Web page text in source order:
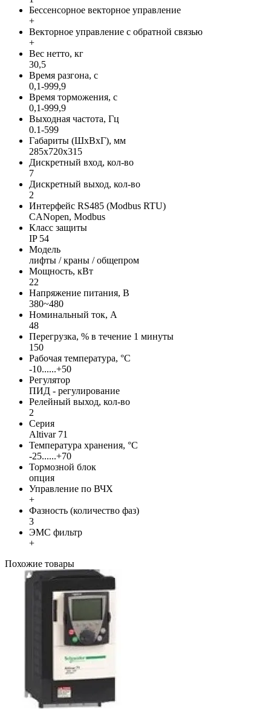
Бессенсорное векторное управление
+
Векторное управление с обратной связью
+
Вес нетто, кг
30,5
Время разгона, с
0,1-999,9
Время торможения, с
0,1-999,9
Выходная частота, Гц
0.1-599
Габариты (ШхВхГ), мм
285х720х315
Дискретный вход, кол-во
7
Дискретный выход, кол-во
2
Интерфейс RS485 (Modbus RTU)
CANopen, Modbus
Класс защиты
IP 54
Модель
лифты / краны / общепром
Мощность, кВт
22
Напряжение питания, В
380~480
Номинальный ток, А
48
Перегрузка, % в течение 1 минуты
150
Рабочая температура, °С
-10......+50
Регулятор
ПИД - регулирование
Релейный выход, кол-во
2
Серия
Altivar 71
Температура хранения, °С
-25......+70
Тормозной блок
опция
Управление по ВЧХ
+
Фазность (количество фаз)
3
ЭМС фильтр
+
Похожие товары